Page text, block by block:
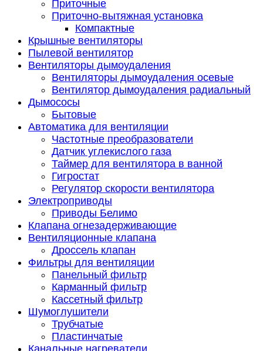
Приточные
Приточно-вытяжная установка
Компактные
Крышные вентиляторы
Пылевой вентилятор
Вентиляторы дымоудаления
Вентиляторы дымоудаления осевые
Вентилятор дымоудаления радиальный
Дымососы
Бытовые
Автоматика для вентиляции
Частотные преобразователи
Датчик углекислого газа
Таймер для вентилятора в ванной
Гигростат
Регулятор скорости вентилятора
Электроприводы
Приводы Белимо
Клапана огнезадерживающие
Вентиляционные клапана
Дроссель клапан
Фильтры для вентиляции
Панельный фильтр
Карманный фильтр
Кассетный фильтр
Шумоглушители
Трубчатые
Пластинчатые
Канальные нагреватели